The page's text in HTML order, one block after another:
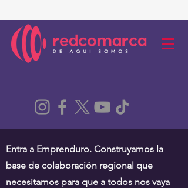
Entra a Emprenduro. Construyamos la
base de colaboración regional que
necesitamos para que a todos nos vaya